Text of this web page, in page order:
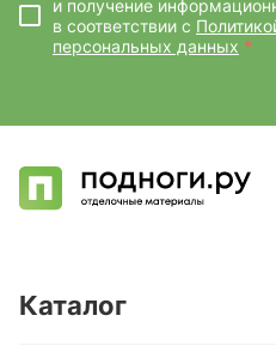
и получение
в соответствии с
персональных данных *
Каталог